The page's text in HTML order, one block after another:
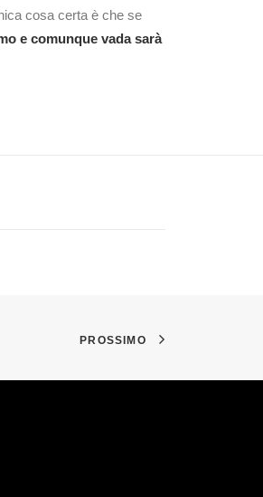
cosa certa è che se
e comunque vada sarà
PROSSIMO